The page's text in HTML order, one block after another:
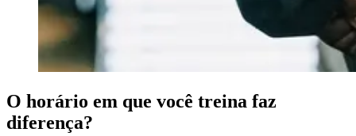
O horário em que você treina faz
diferença?